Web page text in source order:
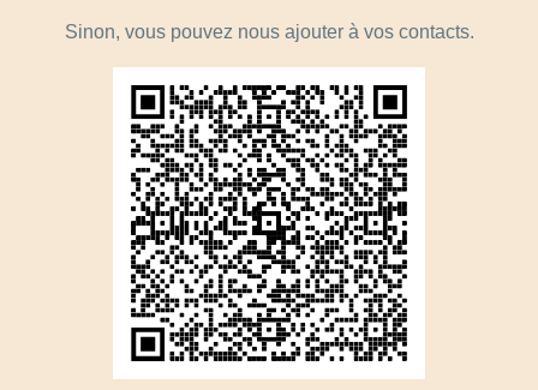
Sinon, vous pouvez nous ajouter à vos contacts.